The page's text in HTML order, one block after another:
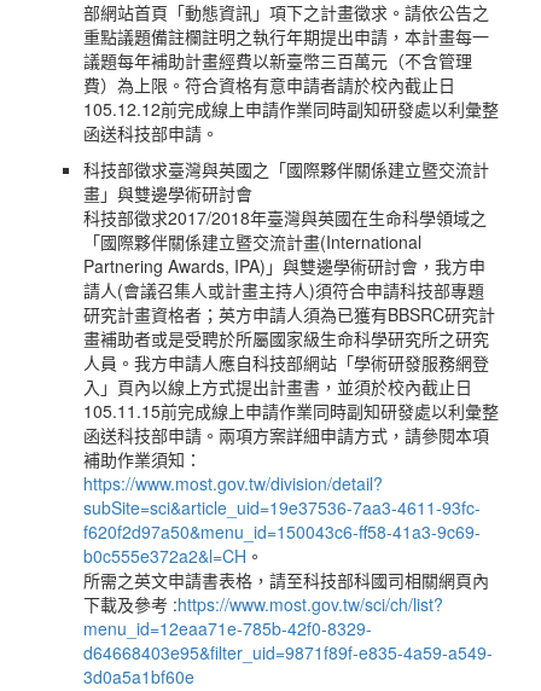
部網站首頁「動態資訊」項下之計畫徵求。請依公告之
重點議題備註欄註明之執行年期提出申請，本計畫每一
議題每年補助計畫經費以新臺幣三百萬元（不含管理
費）為上限。符合資格有意申請者請於校內截止日
105.12.12前完成線上申請作業同時副知研發處以利彙整
函送科技部申請。
科技部徵求臺灣與英國之「國際夥伴關係建立暨交流計
畫」與雙邊學術研討會
科技部徵求2017/2018年臺灣與英國在生命科學領域之
「國際夥伴關係建立暨交流計畫(International
Partnering Awards, IPA)」與雙邊學術研討會，我方申
請人(會議召集人或計畫主持人)須符合申請科技部專題
研究計畫資格者；英方申請人須為已獲有BBSRC研究計
畫補助者或是受聘於所屬國家級生命科學研究所之研究
人員。我方申請人應自科技部網站「學術研發服務網登
入」頁內以線上方式提出計畫書，並須於校內截止日
105.11.15前完成線上申請作業同時副知研發處以利彙整
函送科技部申請。兩項方案詳細申請方式，請參閱本項
補助作業須知：
https://www.most.gov.tw/division/detail?
subSite=sci&article_uid=19e37536-7aa3-4611-93fc-
f620f2d97a50&menu_id=150043c6-ff58-41a3-9c69-
b0c555e372a2&l=CH 。
所需之英文申請書表格，請至科技部科國司相關網頁內
下載及參考 :https://www.most.gov.tw/sci/ch/list?
menu_id=12eaa71e-785b-42f0-8329-
d64668403e95&filter_uid=9871f89f-e835-4a59-a549-
3d0a5a1bf60e